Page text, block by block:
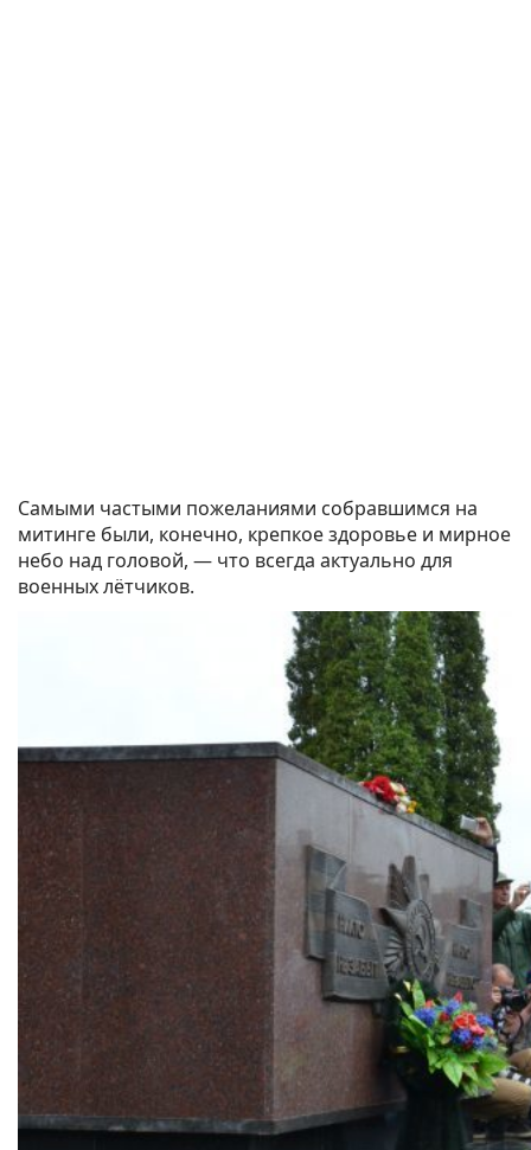
Самыми частыми пожеланиями собравшимся на
митинге были, конечно, крепкое здоровье и мирное
небо над головой, — что всегда актуально для
военных лётчиков.